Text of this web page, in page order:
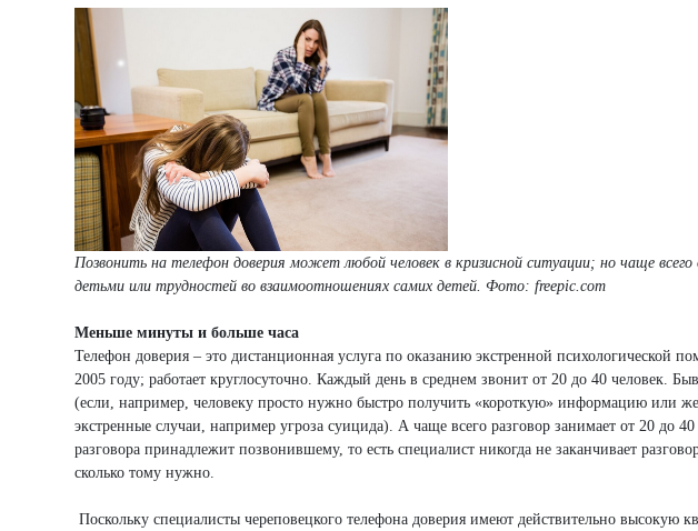
Позвонить на телефон доверия может любой человек в кризисной ситуации; но чаще
детьми или трудностей во взаимоотношениях самих детей. Фото: freepic.com
Меньше минуты и больше часа
Телефон доверия – это дистанционная услуга по оказанию экстренной психологической
2005 году; работает круглосуточно. Каждый день в среднем звонит от 20 до 40 человек.
(если, например, человеку просто нужно быстро получить «короткую» информацию или
экстренные случаи, например угроза суицида). А чаще всего разговор занимает от 20 до
разговора принадлежит позвонившему, то есть специалист никогда не заканчивает
сколько тому нужно.
Поскольку специалисты череповецкого телефона доверия имеют действительно высокую